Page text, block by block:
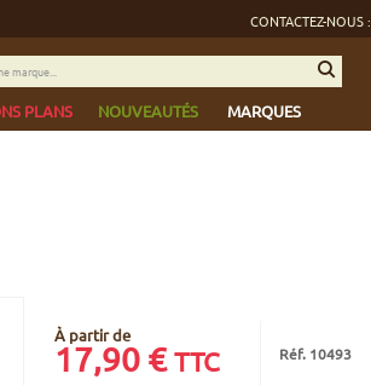
CONTACTEZ-NOUS :
PLANS NOUVEAUTÉS MARQUES
À partir de
17,90€ TTC Réf. 10493